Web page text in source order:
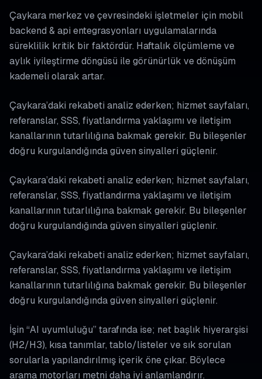
Çaykara merkez ve çevresindeki işletmeler için mobil
backend & api entegrasyonları uygulamalarında
süreklilik kritik bir faktördür. Haftalık ölçümleme ve
aylık iyileştirme döngüsü ile görünürlük ve dönüşüm
kademeli olarak artar.
Çaykara’daki rekabeti analiz ederken; hizmet sayfaları,
referanslar, SSS, fiyatlandırma yaklaşımı ve iletişim
kanallarının tutarlılığına bakmak gerekir. Bu bileşenler
doğru kurgulandığında güven sinyalleri güçlenir.
Çaykara’daki rekabeti analiz ederken; hizmet sayfaları,
referanslar, SSS, fiyatlandırma yaklaşımı ve iletişim
kanallarının tutarlılığına bakmak gerekir. Bu bileşenler
doğru kurgulandığında güven sinyalleri güçlenir.
Çaykara’daki rekabeti analiz ederken; hizmet sayfaları,
referanslar, SSS, fiyatlandırma yaklaşımı ve iletişim
kanallarının tutarlılığına bakmak gerekir. Bu bileşenler
doğru kurgulandığında güven sinyalleri güçlenir.
İşin “AI uyumluluğu” tarafında ise; net başlık hiyerarşisi
(H2/H3), kısa tanımlar, tablo/listeler ve sık sorulan
sorularla yapılandırılmış içerik öne çıkar. Böylece
arama motorları metni daha iyi anlamlandırır.